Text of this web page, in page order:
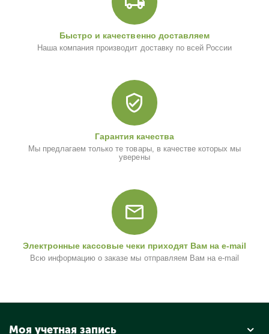
Быстро и качественно доставляем
Наша компания производит доставку по всей России
Гарантия качества
Мы предлагаем только те товары, в качестве которых мы
уверены
Электронные кассовые чеки приходят Вам на e-mail
Всю информацию о заказе мы отправляем Вам на e-mail
Моя учетная запись